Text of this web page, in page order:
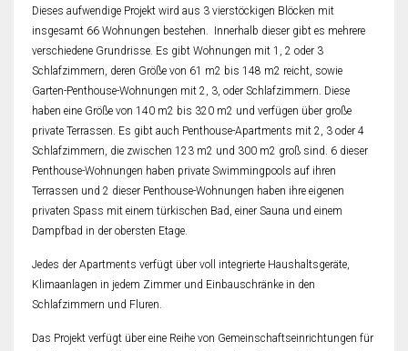
Dieses aufwendige Projekt wird aus 3 vierstöckigen Blöcken mit
insgesamt 66 Wohnungen bestehen. Innerhalb dieser gibt es mehrere
verschiedene Grundrisse. Es gibt Wohnungen mit 1, 2 oder 3
Schlafzimmern, deren Größe von 61 m2 bis 148 m2 reicht, sowie
Garten-Penthouse-Wohnungen mit 2, 3, oder Schlafzimmern. Diese
haben eine Größe von 140 m2 bis 320 m2 und verfügen über große
private Terrassen. Es gibt auch Penthouse-Apartments mit 2, 3 oder 4
Schlafzimmern, die zwischen 123 m2 und 300 m2 groß sind. 6 dieser
Penthouse-Wohnungen haben private Swimmingpools auf ihren
Terrassen und 2 dieser Penthouse-Wohnungen haben ihre eigenen
privaten Spass mit einem türkischen Bad, einer Sauna und einem
Dampfbad in der obersten Etage.
Jedes der Apartments verfügt über voll integrierte Haushaltsgeräte,
Klimaanlagen in jedem Zimmer und Einbauschränke in den
Schlafzimmern und Fluren.
Das Projekt verfügt über eine Reihe von Gemeinschaftseinrichtungen für